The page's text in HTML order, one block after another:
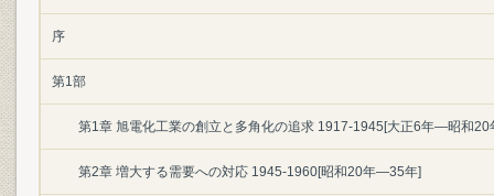
序
第1部
第1章 旭電化工業の創立と多角化の追求 1917-1945[大正6年―昭和20
第2章 増大する需要への対応 1945-1960[昭和20年―35年]